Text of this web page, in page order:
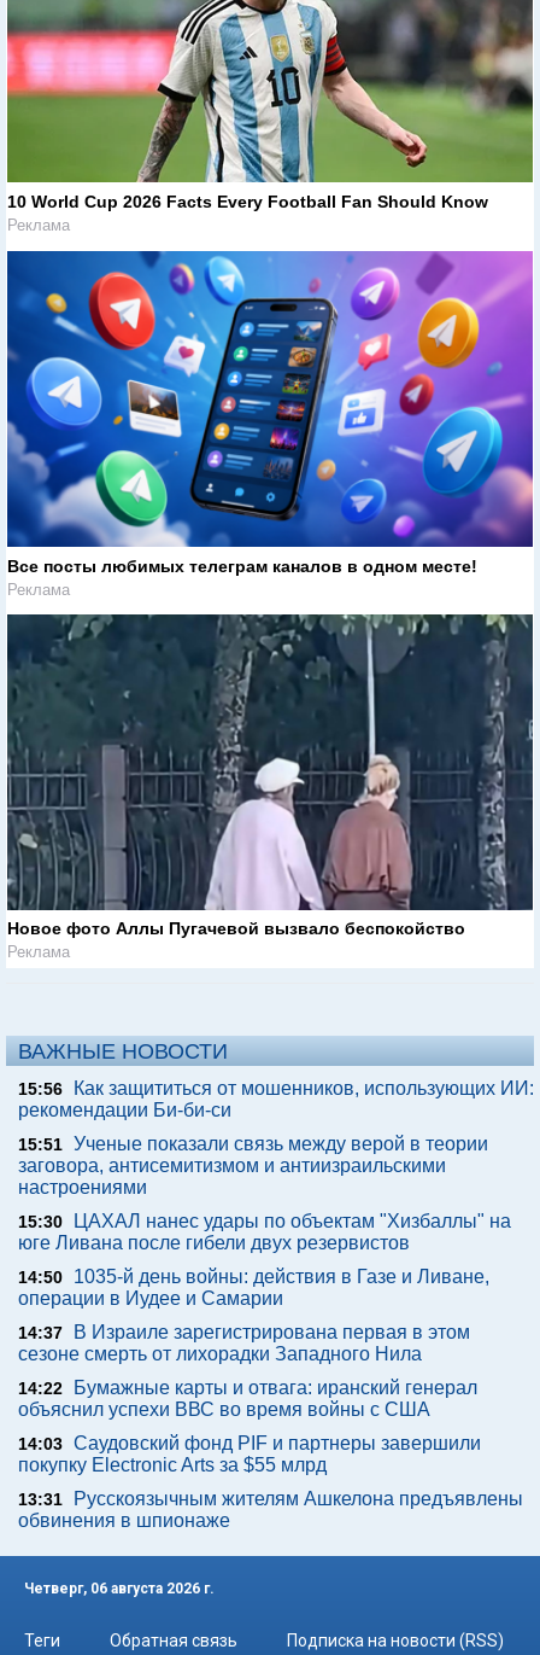
10 World Cup 2026 Facts Every Football Fan Should Know
Реклама
Все посты любимых телеграм каналов в одном месте!
Реклама
Новое фото Аллы Пугачевой вызвало беспокойство
Реклама
ВАЖНЫЕ НОВОСТИ
15:56
Как защититься от мошенников, использующих ИИ:
рекомендации Би-би-си
15:51 Ученые показали связь между верой в теории
заговора, антисемитизмом и антиизраильскими
настроениями
15:30
ЦАХАЛ нанес удары по объектам "Хизбаллы" на
юге Ливана после гибели двух резервистов
14:50
1035-й день войны: действия в Газе и Ливане,
операции в Иудее и Самарии
14:37
В Израиле зарегистрирована первая в этом
сезоне смерть от лихорадки Западного Нила
14:22
Бумажные карты и отвага: иранский генерал
объяснил успехи ВВС во время войны с США
14:03 Саудовский фонд PIF и партнеры завершили
покупку Electronic Arts за $55 млрд
13:31
Русскоязычным жителям Ашкелона предъявлены
обвинения в шпионаже
Четверг, 06 августа 2026 г.
Теги Обратная связь Подписка на новости (RSS)